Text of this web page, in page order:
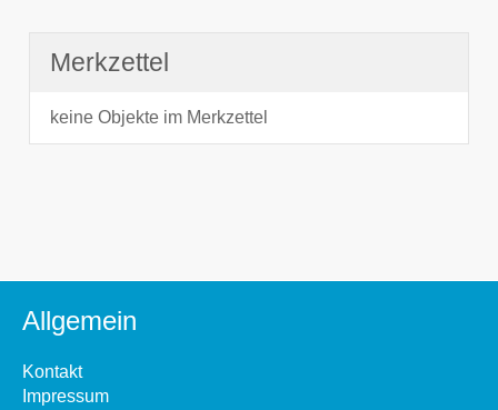
Merkzettel
keine Objekte im Merkzettel
Allgemein
Kontakt
Impressum